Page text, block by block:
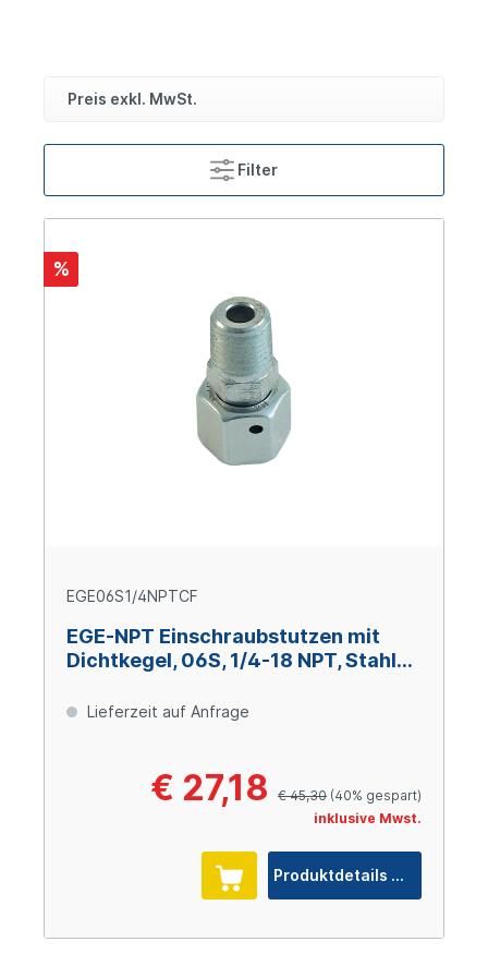
Preis exkl. MwSt.
Filter
%
EGE06S1/4NPTCF
EGE-NPT Einschraubstutzen mit
Dichtkegel, 06S, 1/4-18 NPT, Stahl
Lieferzeit auf Anfrage
€ 27,18 € 45,30 (40% gespart)
inklusive Mwst.
Produktdetails